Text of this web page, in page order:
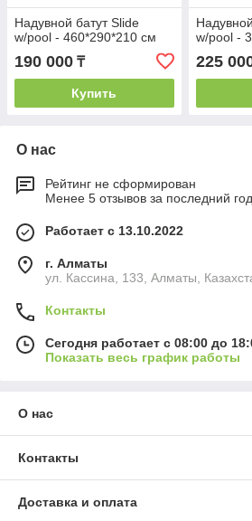
Надувной батут Slide
w/pool - 460*290*210 см
190 000 ₸
Купить
w/pool -
225
О нас
Рейтинг не сформирован
Менее 5 отзывов за последний год
Работает с 13.10.2022
г. Алматы
ул. Кассина, 133, Алматы,
Контакты
Сегодня работает с 08:00 до
Показать весь график работы
О нас
Контакты
Доставка и оплата